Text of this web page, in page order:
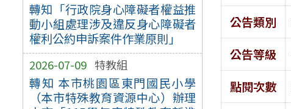
轉知「行政院身心障礙者權益推
動小組處理涉及違反身心障礙者
權利公約申訴案件作業原則」
2026-07-09 特教組
轉知 本市桃園區東門國民小學
（本市特殊教育資源中心）辦理
公告類別
公告等級
點閱次數